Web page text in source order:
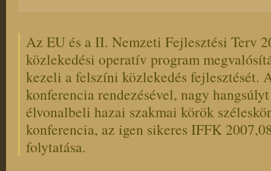
Az EU és a II. Nemzeti Fejlesztési Terv
közlekedési operatív program
kezeli a felszíni közlekedés fejlesztését.
konferencia rendezésével, nagy
élvonalbeli hazai szakmai körök
konferencia, az igen sikeres IFFK
folytatása.